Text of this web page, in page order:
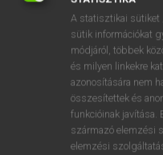
VAN
Van előfizetésem a
A statisztikai sütiket
sütik információkat
módjáról, többek
és milyen linkekre
azonosítására nem
összesítettek és
funkcióinak javítása.
származó elemzési
elemzési
n m ,